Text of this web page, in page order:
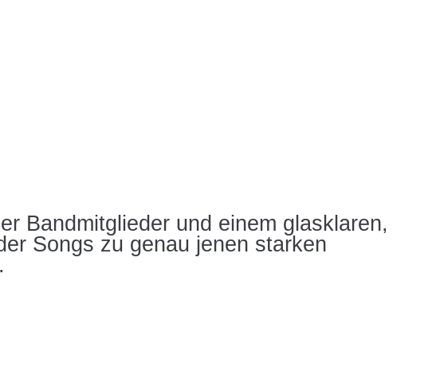
Bandmitglieder und einem glasklaren,
Songs zu genau jenen starken